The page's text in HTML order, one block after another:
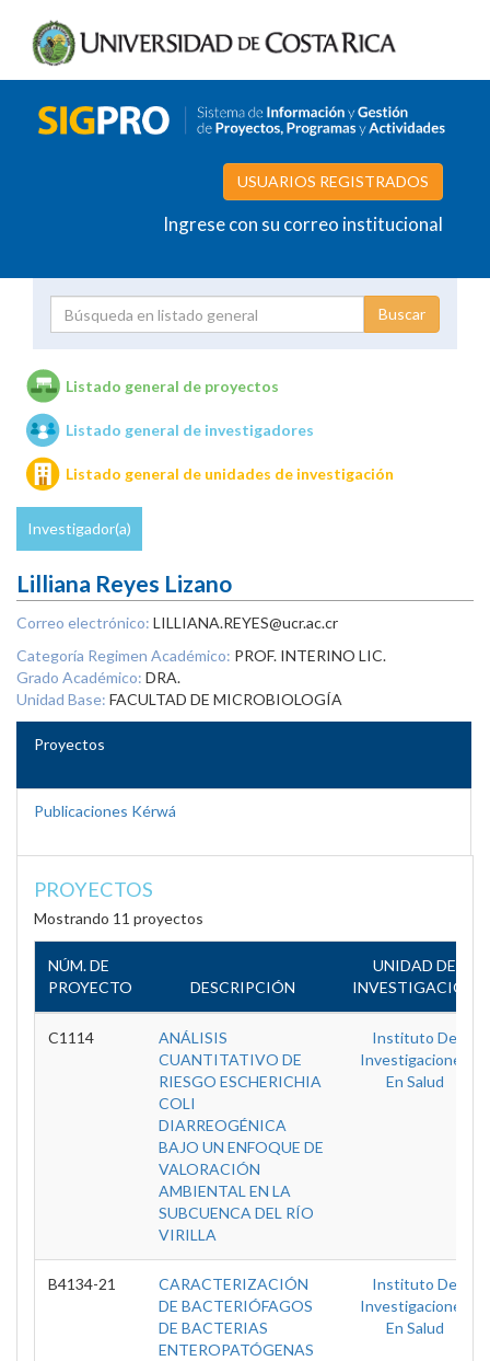
USUARIOS REGISTRADOS
Ingrese con su correo institucional
Unidades de investigación
Listado general de proyectos
Listado general de investigadores
Listado general de unidades de investigación
Investigador(a)
Lilliana Reyes Lizano
Correo electrónico: LILLIANA.REYES@ucr.ac.cr
Categoría Regimen Académico: PROF. INTERINO LIC.
Grado Académico: DRA.
Unidad Base: FACULTAD DE MICROBIOLOGÍA
Proyectos
Publicaciones Kérwá
PROYECTOS
Mostrando 11 proyectos
NÚM. DE
PROYECTO
DESCRIPCIÓN
UNIDAD DE
INVESTIGACIÓN
C1114
ANÁLISIS
CUANTITATIVO DE
RIESGO ESCHERICHIA
COLI
DIARREOGÉNICA
BAJO UN ENFOQUE DE
VALORACIÓN
AMBIENTAL EN LA
SUBCUENCA DEL RÍO
VIRILLA
Instituto De
Investigaciones
En Salud
B4134-21
CARACTERIZACIÓN
DE BACTERIÓFAGOS
DE BACTERIAS
ENTEROPATÓGENAS
Instituto De
Investigaciones
En Salud